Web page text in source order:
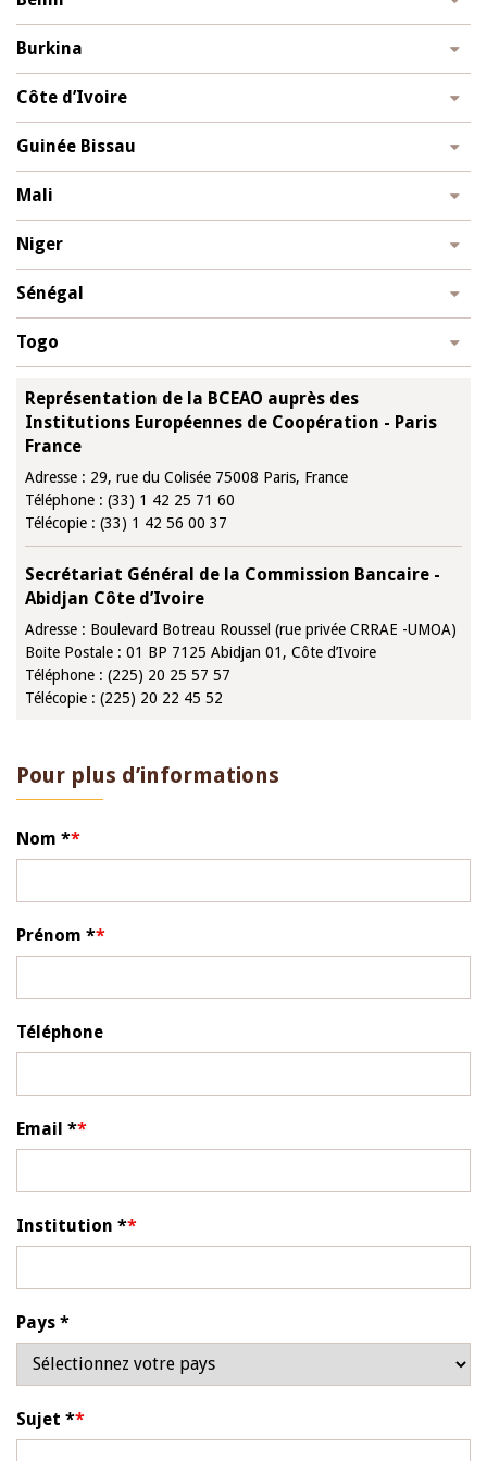
Burkina
Côte d’Ivoire
Guinée Bissau
Mali
Niger
Sénégal
Togo
Représentation de la BCEAO auprès des
Institutions Européennes de Coopération - Paris
France
Adresse : 29, rue du Colisée 75008 Paris, France
Téléphone : (33) 1 42 25 71 60
Télécopie : (33) 1 42 56 00 37
Secrétariat Général de la Commission Bancaire -
Abidjan Côte d’Ivoire
Adresse : Boulevard Botreau Roussel (rue privée CRRAE -UMOA)
Boite Postale : 01 BP 7125 Abidjan 01, Côte d’Ivoire
Téléphone : (225) 20 25 57 57
Télécopie : (225) 20 22 45 52
Pour plus d’informations
Nom *
Prénom *
Téléphone
Email *
Institution *
Pays *
Pays
Sujet *